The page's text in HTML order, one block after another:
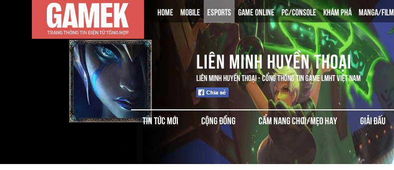
HOME MOBILE ESPORTS GAME ONLINE PC/CONSOLE KHÁM PHÁ MANGA/FILM
LIÊN MINH HUYỀN THOẠI
LIÊN MINH HUYỀN THOẠI - CỔNG THÔNG TIN GAME LMHT VIỆT NAM
TIN TỨC MỚI CỘNG ĐỒNG CẨM NANG CHƠI/MẸO HAY GIẢI ĐẤU